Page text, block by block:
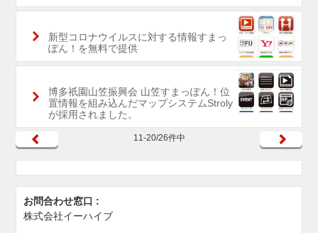
新型コロナウイルスに対する情報すまっ
ぽん！を無料で提供
博多祇園山笠振興会 山笠すまっぽん！位
置情報を組み込んだマップシステムStroly
が採用されました。
11-20/26件中
お問合わせ窓口 :
株式会社イーハイブ